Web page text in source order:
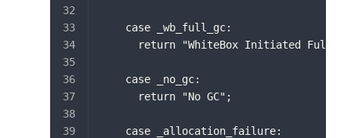
    case _wb_full_gc:
return "WhiteBox Initiated Full
    case _no_gc:
      return "No GC";
    case _allocation_failure: